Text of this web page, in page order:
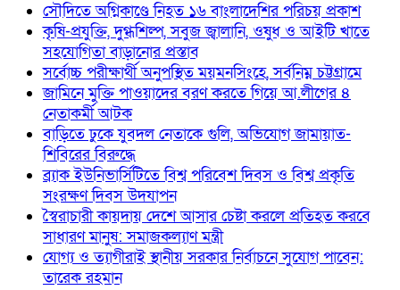
সৌদিতে অগ্নিকাণ্ডে নিহত ১৬ বাংলাদেশির পরিচয় প্রকাশ
কৃষি-প্রযুক্তি, দুগ্ধশিল্প, সবুজ জ্বালানি, ওষুধ ও আইটি খাতে
সহযোগিতা বাড়ানোর প্রস্তাব
সর্বোচ্চ পরীক্ষার্থী অনুপস্থিত ময়মনসিংহে, সর্বনিম্ন চট্টগ্রামে
জামিনে মুক্তি পাওয়াদের বরণ করতে গিয়ে আ.লীগের ৪
নেতাকর্মী আটক
বাড়িতে ঢুকে যুবদল নেতাকে গুলি, অভিযোগ জামায়াত-
শিবিরের বিরুদ্ধে
ব্র্যাক ইউনিভার্সিটিতে বিশ্ব পরিবেশ দিবস ও বিশ্ব প্রকৃতি
সংরক্ষণ দিবস উদযাপন
স্বৈরাচারী কায়দায় দেশে আসার চেষ্টা করলে প্রতিহত করবে
সাধারণ মানুষ: সমাজকল্যাণ মন্ত্রী
যোগ্য ও ত্যাগীরাই স্থানীয় সরকার নির্বাচনে সুযোগ পাবেন:
তারেক রহমান